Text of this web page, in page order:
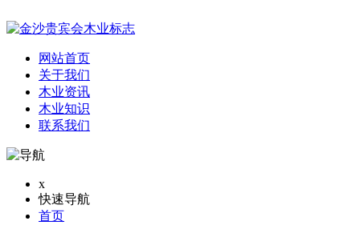
网站首页
关于我们
木业资讯
木业知识
联系我们
x
快速导航
首页